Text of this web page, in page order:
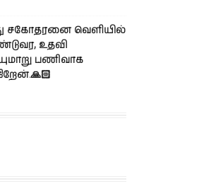
சகோதரனை வெளியில்
உதவி
பணிவாக